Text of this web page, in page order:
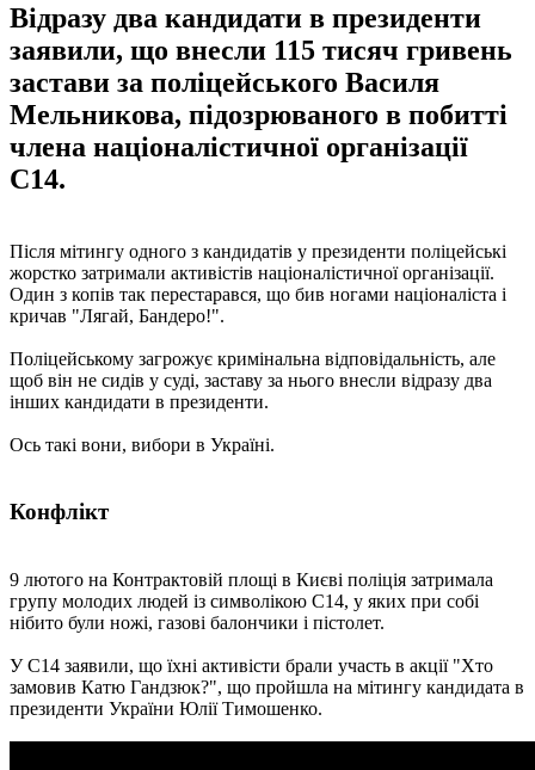
Відразу два кандидати в президенти
заявили, що внесли 115 тисяч гривень
застави за поліцейського Василя
Мельникова, підозрюваного в побитті
члена націоналістичної організації
С14.
Після мітингу одного з кандидатів у президенти поліцейські
жорстко затримали активістів націоналістичної організації.
Один з копів так перестарався, що бив ногами націоналіста і
кричав "Лягай, Бандеро!".
Поліцейському загрожує кримінальна відповідальність, але
щоб він не сидів у суді, заставу за нього внесли відразу два
інших кандидати в президенти.
Ось такі вони, вибори в Україні.
Конфлікт
9 лютого на Контрактовій площі в Києві поліція затримала
групу молодих людей із символікою С14, у яких при собі
нібито були ножі, газові балончики і пістолет.
У С14 заявили, що їхні активісти брали участь в акції "Хто
замовив Катю Гандзюк?", що пройшла на мітингу кандидата в
президенти України Юлії Тимошенко.